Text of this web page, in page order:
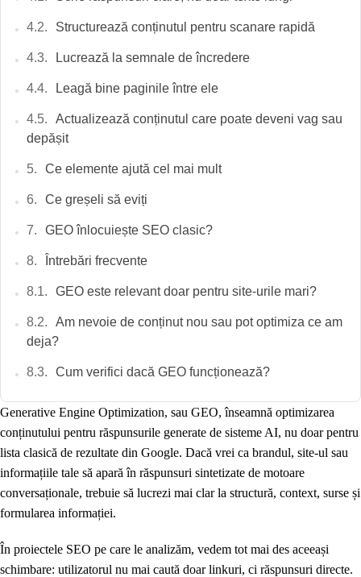
Structurează conținutul pentru scanare rapidă
Lucrează la semnale de încredere
Leagă bine paginile între ele
Actualizează conținutul care poate deveni vag sau
depășit
Ce elemente ajută cel mai mult
Ce greșeli să eviți
GEO înlocuiește SEO clasic?
Întrebări frecvente
GEO este relevant doar pentru site-urile mari?
Am nevoie de conținut nou sau pot optimiza ce am
deja?
Cum verifici dacă GEO funcționează?
Generative Engine Optimization, sau GEO, înseamnă optimizarea
conținutului pentru răspunsurile generate de sisteme AI, nu doar pentru
lista clasică de rezultate din Google. Dacă vrei ca brandul, site-ul sau
informațiile tale să apară în răspunsuri sintetizate de motoare
conversaționale, trebuie să lucrezi mai clar la structură, context, surse și
formularea informației.
În proiectele SEO pe care le analizăm, vedem tot mai des aceeași
schimbare: utilizatorul nu mai caută doar linkuri, ci răspunsuri directe.